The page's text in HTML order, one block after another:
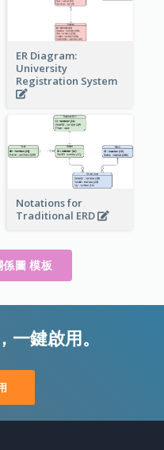
ER Diagram:
University
Registration System
Notations for
Traditional ERD
圖 模板
鍵啟用。